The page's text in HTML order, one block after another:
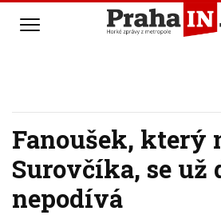
Fanoušek, který
Surovčíka, se už
nepodívá